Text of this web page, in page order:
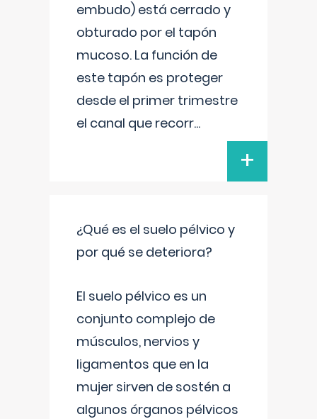
embudo) está cerrado y
obturado por el tapón
mucoso. La función de
este tapón es proteger
desde el primer trimestre
el canal que recorr...
+
¿Qué es el suelo pélvico y
por qué se deteriora?
El suelo pélvico es un
conjunto complejo de
músculos, nervios y
ligamentos que en la
mujer sirven de sostén a
algunos órganos pélvicos